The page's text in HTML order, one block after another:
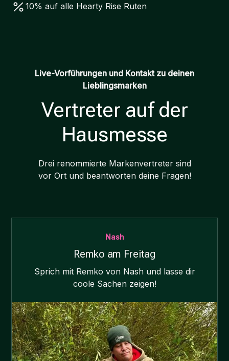
10% auf alle Hearty Rise Ruten
Live-Vorführungen und Kontakt zu deinen
Lieblingsmarken
Vertreter auf der
Hausmesse
Drei renommierte Markenvertreter sind
vor Ort und beantworten deine Fragen!
Nash
Remko am Freitag
Sprich mit Remko von Nash und lasse dir
coole Sachen zeigen!